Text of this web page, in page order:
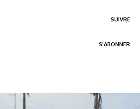
SUIVRE
S'ABONNER